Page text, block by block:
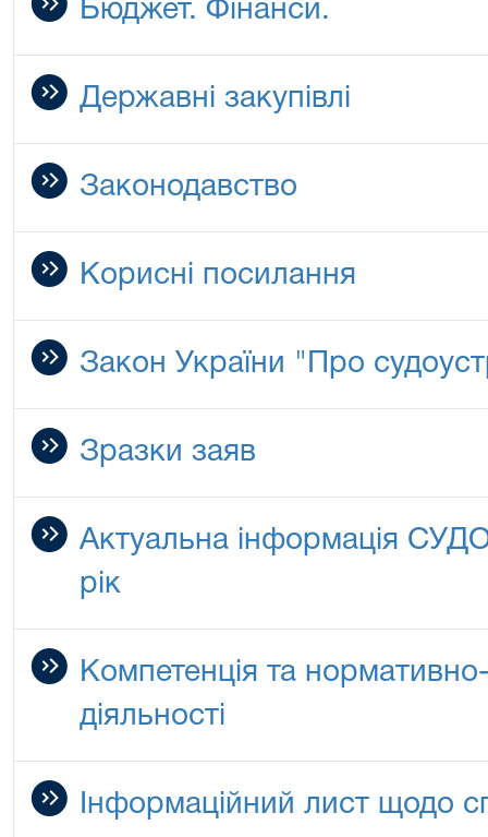
Бюджет. Фінанси.
Державні закупівлі
Законодавство
Корисні посилання
Закон України "Про
Зразки заяв
Актуальна інформація
рік
Компетенція та
діяльності
Інформаційний лист щодо